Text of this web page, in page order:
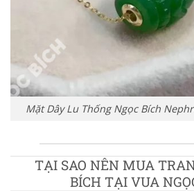
Mặt Dây Lu Thống Ngọc Bích
TẠI SAO NÊN MUA
BÍCH TẠI VUA